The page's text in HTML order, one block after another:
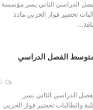
الدراسي الثاني يسر مؤسسة
تحضير فواز الحربي مادة
الفصل الدراسي
الدراسي الثاني يسر
والطالبات تحضير فواز الحربي